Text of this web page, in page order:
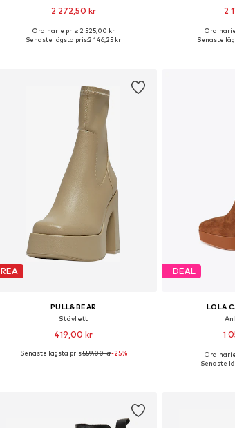
2 272,50 kr
Tillgängliga storlekar: 36, 37, 38
Ordinarie pris: 2 525,00 kr
Senaste lägsta pris:2 146,25 kr
2
Senaste
REA
PULL&BEAR
Stövlett
419,00 kr
Tillgängliga storlekar: 41
Senaste lägsta pris:559,00 kr-25%
DEAL
LOLA
1
Senaste